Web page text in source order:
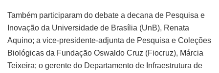
Também participaram do debate a decana de Pesquisa e
Inovação da Universidade de Brasília (UnB), Renata
Aquino; a vice-presidente-adjunta de Pesquisa e Coleções
Biológicas da Fundação Oswaldo Cruz (Fiocruz), Márcia
Teixeira; o gerente do Departamento de Infraestrutura de